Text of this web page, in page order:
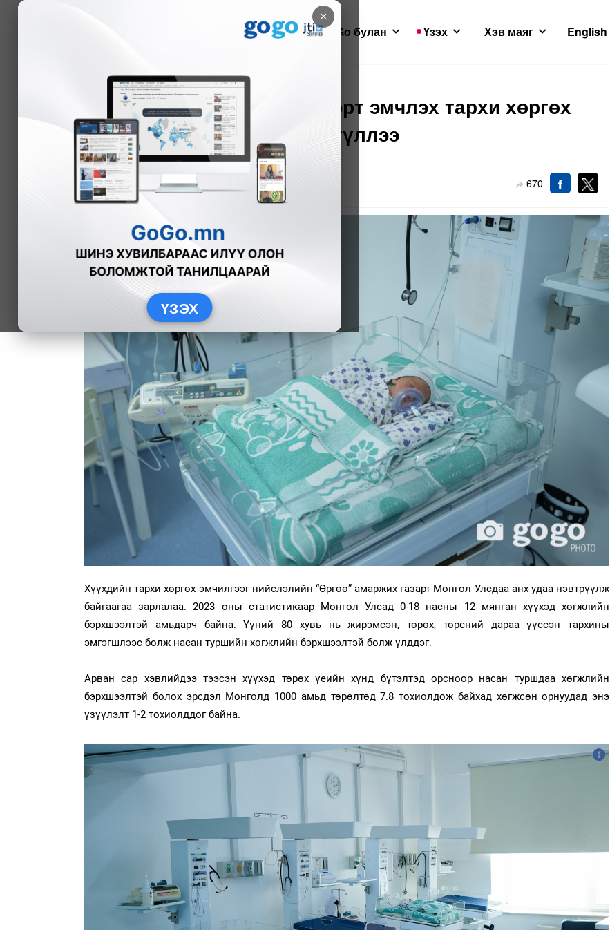
×
ҮЗЭХ
Мэдээ GoGo булан Үзэх Хэв маяг English
Бүтэлттэй төрсөн нярайг эрт эмчлэх тархи хөргөх
эмчилгээг Монголд нэвтрүүллээ
Э.Энхмаа Эрүүл мэнд 2024-12-28 670
Хүүхдийн тархи хөргөх эмчилгээг нийслэлийн “Өргөө” амаржих газарт Монгол Улсдаа анх удаа нэвтрүүлж
байгаагаа зарлалаа. 2023 оны статистикаар Монгол Улсад 0-18 насны 12 мянган хүүхэд хөгжлийн
бэрхшээлтэй амьдарч байна. Үүний 80 хувь нь жирэмсэн, төрөх, төрсний дараа үүссэн тархины
эмгэгшлээс болж насан туршийн хөгжлийн бэрхшээлтэй болж үлддэг.
Арван сар хэвлийдээ тээсэн хүүхэд төрөх үеийн хүнд бүтэлтэд орсноор насан туршдаа хөгжлийн
бэрхшээлтэй болох эрсдэл Монголд 1000 амьд төрөлтөд 7.8 тохиолдож байхад хөгжсөн орнуудад энэ
үзүүлэлт 1-2 тохиолддог байна.